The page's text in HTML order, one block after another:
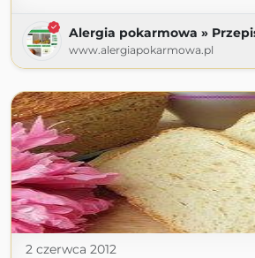
Alergia pokarmowa »
www.alergiapokarmowa.pl
2 czerwca 2012